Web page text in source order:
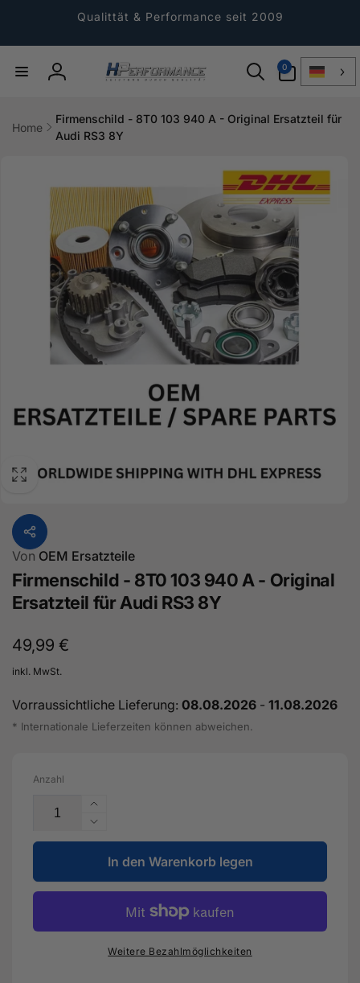
Qualittät & Performance seit 2009
Einloggen
0
Artikel
Home
Firmenschild - 8T0 103 940 A - Original Ersatzteil für
Audi RS3 8Y
Von OEM Ersatzteile
Firmenschild - 8T0 103 940 A - Original
Ersatzteil für Audi RS3 8Y
Normaler
Preis
49,99 €
inkl. MwSt.
Vorraussichtliche Lieferung: 08.08.2026 - 11.08.2026
* Internationale Lieferzeiten können abweichen.
Anzahl
Erhöhe
die
Menge
für
Firmenschild
-
103
940
Verringere
die
Menge
für
Firmenschild
8T0
103
In den Warenkorb legen
Weitere Bezahlmöglichkeiten